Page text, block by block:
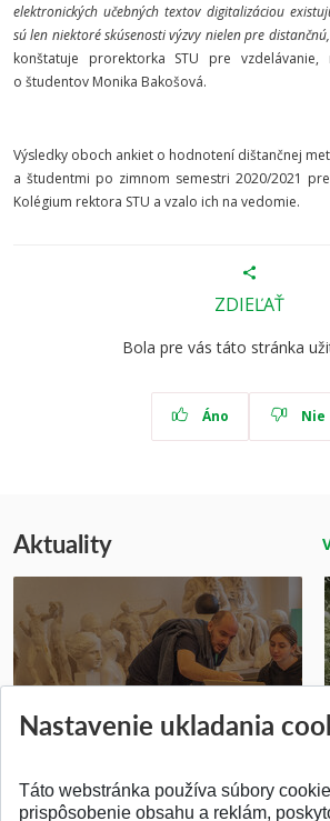
elektronických učebných textov digitalizáciou
sú len niektoré skúsenosti výzvy nielen pre
konštatuje prorektorka STU pre
o študentov Monika Bakošová.
Výsledky oboch ankiet o hodnotení dištančnej
a študentmi po zimnom semestri 2020/2021
Kolégium rektora STU a vzalo ich na vedomie.
ZDIEĽAŤ
Bola pre vás táto stránka
Áno Nie
Aktuality
Pridané 14.07.2026
Nastavenie ukladania
Táto webstránka používa súbory
prispôsobenie obsahu a reklám,